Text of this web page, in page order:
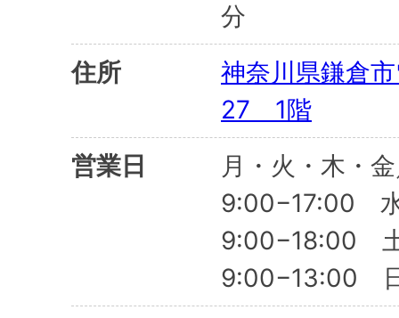
分
住所
神奈川県鎌倉
27 1階
営業日
月・火・木・
9:00−17:00
9:00−18:00
9:00−13:00